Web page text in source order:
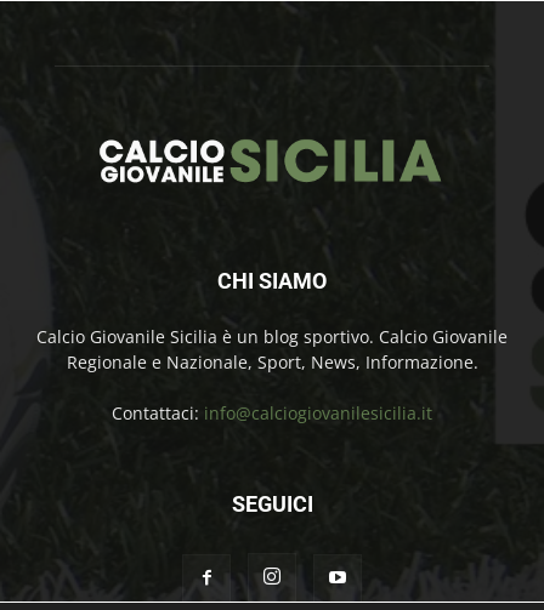
CHI SIAMO
Calcio Giovanile Sicilia è un blog sportivo. Calcio Giovanile
Regionale e Nazionale, Sport, News, Informazione.
Contattaci: info@calciogiovanilesicilia.it
SEGUICI